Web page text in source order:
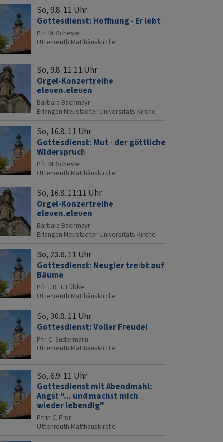
So, 9.8. 11 Uhr
Gottesdienst: Hoffnung - Er lebt
Pfr. M. Schewe
Uttenreuth Matthäuskirche
So, 9.8. 11:11 Uhr
Orgel-Konzertreihe
eleven.eleven
Barbara Bachmayr
Erlangen Neustädter Universitäts-Kirche
So, 16.8. 11 Uhr
Gottesdienst: Mut - der göttliche
Widerspruch
Pfr. M. Schewe
Uttenreuth Matthäuskirche
So, 16.8. 11:11 Uhr
Orgel-Konzertreihe
eleven.eleven
Barbara Bachmayr
Erlangen Neustädter Universitäts-Kirche
So, 23.8. 11 Uhr
Gottesdienst: Neugier treibt auf
Bäume
Pfr. i. R. T. Lübke
Uttenreuth Matthäuskirche
So, 30.8. 11 Uhr
Gottesdienst: Voller Freude!
Pfr. C. Sudermann
Uttenreuth Matthäuskirche
So, 6.9. 11 Uhr
Gottesdienst mit Abendmahl:
Angst "... und machst mich
wieder lebendig"
Pfrin C. Frör
Uttenreuth Matthäuskirche